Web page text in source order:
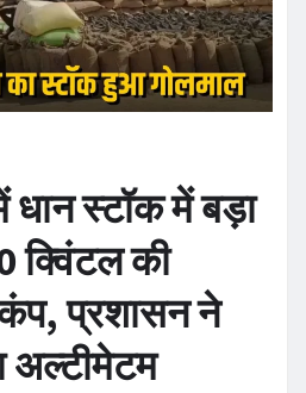
धान स्टॉक में बड़ा
क्विंटल की
प्रशासन ने
अल्टीमेटम